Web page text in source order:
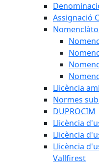
Assignació
Llicència
Normes
DUPROCIM
Llicència
Llicència
Llicència
Vallfirest